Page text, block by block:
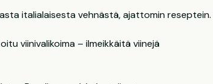
italialaisesta vehnästä, ajattomin reseptein.
viinivalikoima – ilmeikkäitä viinejä